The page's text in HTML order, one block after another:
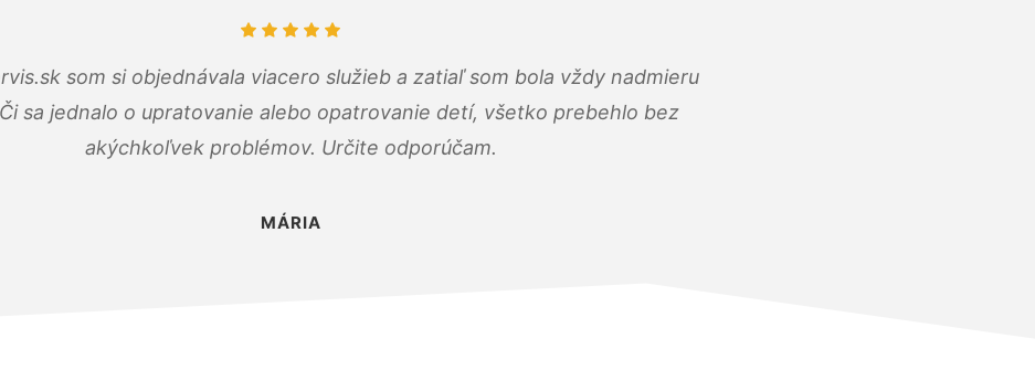
som si objednávala viacero služieb a zatiaľ som bola vždy nadmieru
sa jednalo o upratovanie alebo opatrovanie detí, všetko prebehlo bez
akýchkoľvek problémov. Určite odporúčam.
MÁRIA